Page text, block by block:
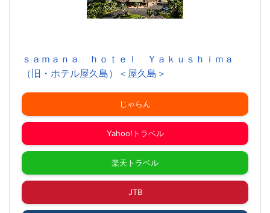
ｓａｍａｎａ ｈｏｔｅｌ Ｙａｋｕｓｈｉｍａ
（旧・ホテル屋久島）＜屋久島＞
じゃらん
Yahoo!トラベル
楽天トラベル
JTB